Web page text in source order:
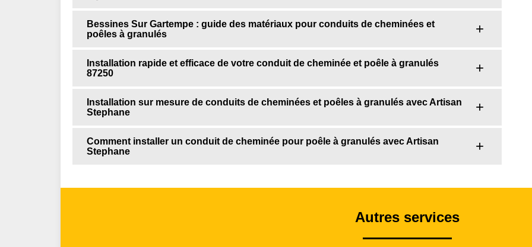
Bessines Sur Gartempe : guide des matériaux pour conduits de cheminées et
poêles à granulés
Installation rapide et efficace de votre conduit de cheminée et poêle à granulés
87250
Installation sur mesure de conduits de cheminées et poêles à granulés avec Artisan
Stephane
Comment installer un conduit de cheminée pour poêle à granulés avec Artisan
Stephane
Autres services